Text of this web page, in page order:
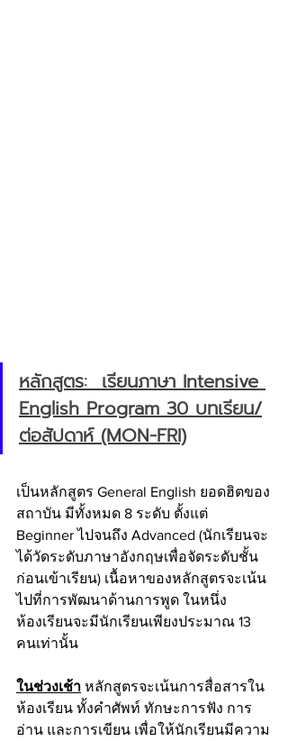
หลักสูตร:  เรียนภาษา Intensive
English Program 30 บทเรียน/
ต่อสัปดาห์ (MON-FRI)
เป็นหลักสูตร General English ยอดฮิตของ
สถาบัน มีทั้งหมด 8 ระดับ ตั้งแต่
Beginner ไปจนถึง Advanced (นักเรียนจะ
ได้วัดระดับภาษาอังกฤษเพื่อจัดระดับชั้น
ก่อนเข้าเรียน) เนื้อหาของหลักสูตรจะเน้น
ไปที่การพัฒนาด้านการพูด ในหนึ่ง
ห้องเรียนจะมีนักเรียนเพียงประมาณ 13
คนเท่านั้น
ในช่วงเช้า หลักสูตรจะเน้นการสื่อสารใน
ห้องเรียน ทั้งคำศัพท์ ทักษะการฟัง การ
อ่าน และการเขียน เพื่อให้นักเรียนมีความ